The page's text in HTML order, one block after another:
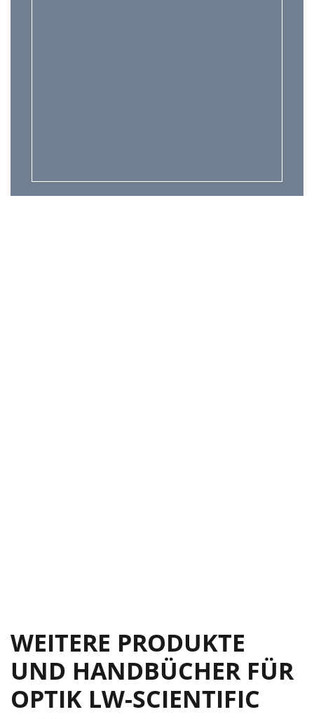
WEITERE PRODUKTE
UND HANDBÜCHER FÜR
OPTIK LW-SCIENTIFIC